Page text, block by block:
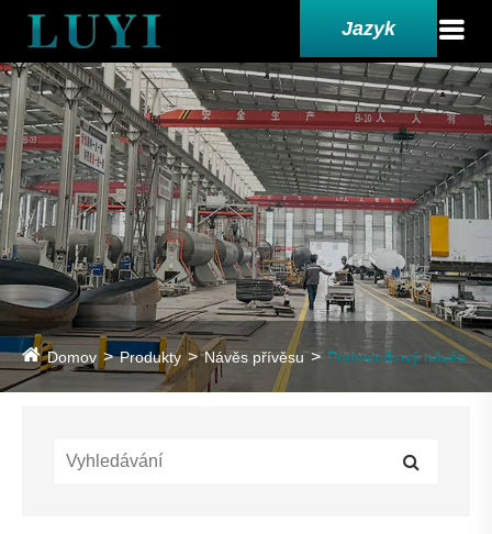
Jazyk
Domov Produkty Návěs přívěsu Podvalníkový návěs